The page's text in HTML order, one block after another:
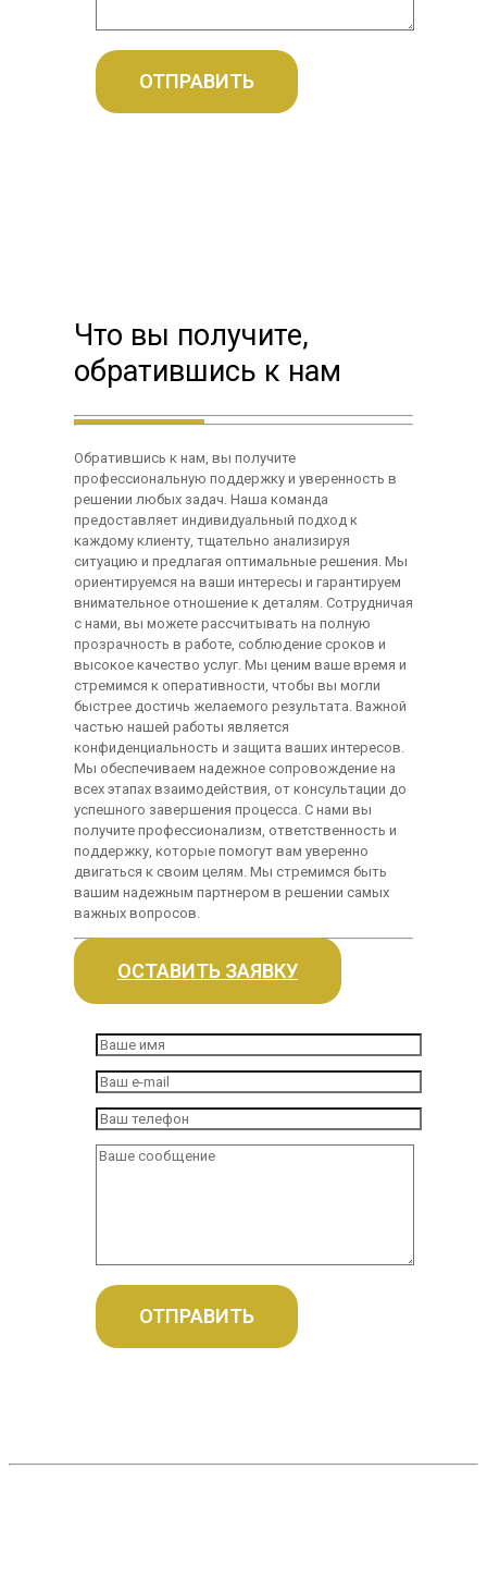
Что вы получите,
обратившись к нам
Обратившись к нам, вы получите
профессиональную поддержку и уверенность в
решении любых задач. Наша команда
предоставляет индивидуальный подход к
каждому клиенту, тщательно анализируя
ситуацию и предлагая оптимальные решения. Мы
ориентируемся на ваши интересы и гарантируем
внимательное отношение к деталям. Сотрудничая
с нами, вы можете рассчитывать на полную
прозрачность в работе, соблюдение сроков и
высокое качество услуг. Мы ценим ваше время и
стремимся к оперативности, чтобы вы могли
быстрее достичь желаемого результата. Важной
частью нашей работы является
конфиденциальность и защита ваших интересов.
Мы обеспечиваем надежное сопровождение на
всех этапах взаимодействия, от консультации до
успешного завершения процесса. С нами вы
получите профессионализм, ответственность и
поддержку, которые помогут вам уверенно
двигаться к своим целям. Мы стремимся быть
вашим надежным партнером в решении самых
важных вопросов.
ОСТАВИТЬ ЗАЯВКУ